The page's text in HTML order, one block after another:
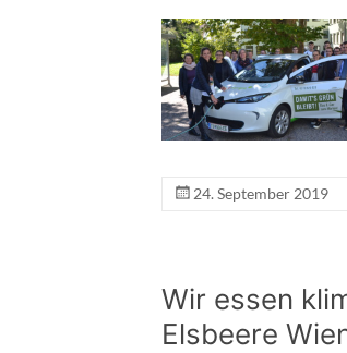
24. September 2019
Wir essen
Elsbeere